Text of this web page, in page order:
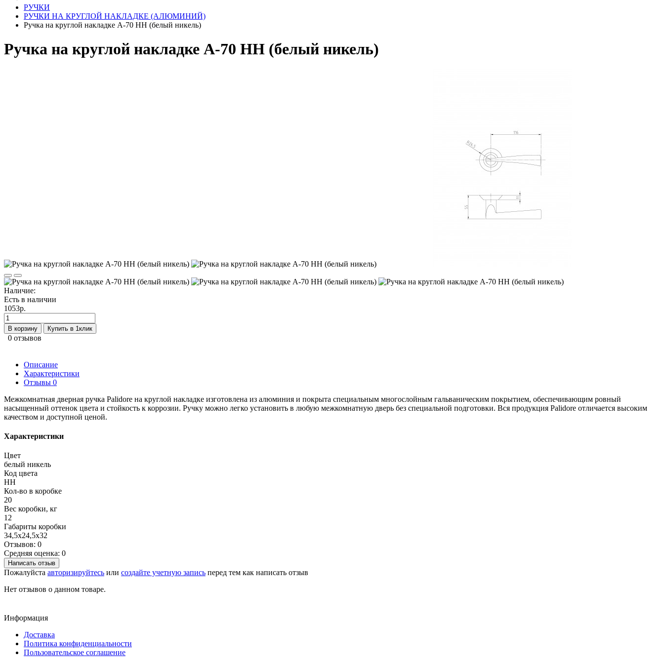
РУЧКИ
РУЧКИ НА КРУГЛОЙ НАКЛАДКЕ (АЛЮМИНИЙ)
Ручка на круглой накладке A-70 HH (белый никель)
Ручка на круглой накладке A-70 HH (белый никель)
Наличие:
Есть в наличии
1053р.
В корзину Купить в 1клик
0 отзывов
Описание
Характеристики
Отзывы 0
Межкомнатная дверная ручка Palidore на круглой накладке изготовлена из алюминия и покрыта специальным многослойным гальваническим покрытием, обеспечивающим ровный
насыщенный оттенок цвета и стойкость к коррозии. Ручку можно легко установить в любую межкомнатную дверь без специальной подготовки. Вся продукция Palidore отличается высоким
качеством и доступной ценой.
Характеристики
Цвет
белый никель
Код цвета
HH
Кол-во в коробке
20
Вес коробки, кг
12
Габариты коробки
34,5х24,5х32
Отзывов: 0
Средняя оценка: 0
Написать отзыв
Пожалуйста авторизируйтесь или создайте учетную запись перед тем как написать отзыв
Нет отзывов о данном товаре.
Информация
Доставка
Политика конфиденциальности
Пользовательское соглашение